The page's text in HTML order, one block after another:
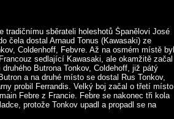
tradičnímu sběrateli holeshotů Španělovi José
čela dostal Arnaud Tonus (Kawasaki) ze
Coldenhoff, Febvre. Až na osmém místě byl
sedlající Kawasaki, ale okamžitě začal
Butrona Tonkov, Coldehoff, již pátý
a na druhé místo se dostal Rus Tonkov,
probil Ferrandis. Velký boj začal o třetí místo
Febre z Francie. Febre se nakonec tři kola
protože Tonkov upadl a propadl se na